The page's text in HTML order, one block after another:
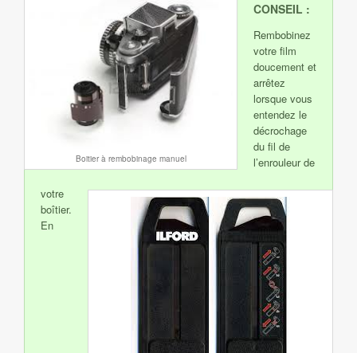
Boitier à rembobinage manuel
CONSEIL :
Rembobinez
votre film
doucement et
arrêtez
lorsque vous
entendez le
décrochage
du fil de
l’enrouleur de
votre
boîtier.
En